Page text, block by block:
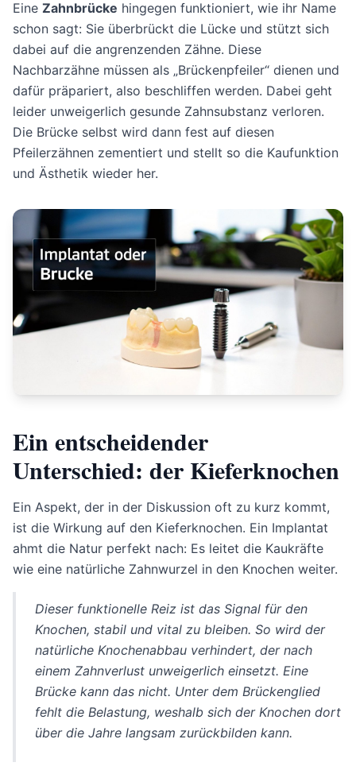
Eine Zahnbrücke hingegen funktioniert, wie ihr Name
schon sagt: Sie überbrückt die Lücke und stützt sich
dabei auf die angrenzenden Zähne. Diese
Nachbarzähne müssen als „Brückenpfeiler“ dienen und
dafür präpariert, also beschliffen werden. Dabei geht
leider unweigerlich gesunde Zahnsubstanz verloren.
Die Brücke selbst wird dann fest auf diesen
Pfeilerzähnen zementiert und stellt so die Kaufunktion
und Ästhetik wieder her.
Ein entscheidender
Unterschied: der Kieferknochen
Ein Aspekt, der in der Diskussion oft zu kurz kommt,
ist die Wirkung auf den Kieferknochen. Ein Implantat
ahmt die Natur perfekt nach: Es leitet die Kaukräfte
wie eine natürliche Zahnwurzel in den Knochen weiter.
Dieser funktionelle Reiz ist das Signal für den
Knochen, stabil und vital zu bleiben. So wird der
natürliche Knochenabbau verhindert, der nach
einem Zahnverlust unweigerlich einsetzt. Eine
Brücke kann das nicht. Unter dem Brückenglied
fehlt die Belastung, weshalb sich der Knochen dort
über die Jahre langsam zurückbilden kann.